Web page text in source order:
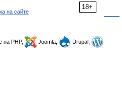
18+
на сайте
на PHP, Joomla,
Drupal,